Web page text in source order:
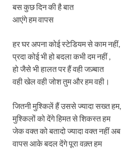
बस कुछ दिन की है बात
आएंगे हम वापस
हर घर अपना कोई स्टेडियम से काम नहीं,
प्रदा कोई भी हो बदला कभी दम नहीं ,
हो जैसे भी हालत पर हैं वही जज़्बात
वही खेल वही जोश तुम और हम वही।
जितनी मुश्किलें हैं उससे ज्यादा सख्त हम,
मुश्किलों को देंगे हिमत से शिकस्त हम
जेक वक्त को बतादो ज्यादा वक्त नहीं अब
वापस आके बदल देंगे पूरा वक़्त हम